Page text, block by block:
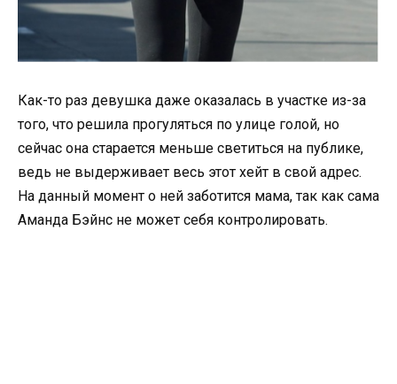
Как-то раз девушка даже оказалась в участке из-за
того, что решила прогуляться по улице голой, но
сейчас она старается меньше светиться на публике,
ведь не выдерживает весь этот хейт в свой адрес.
На данный момент о ней заботится мама, так как сама
Аманда Бэйнс не может себя контролировать.